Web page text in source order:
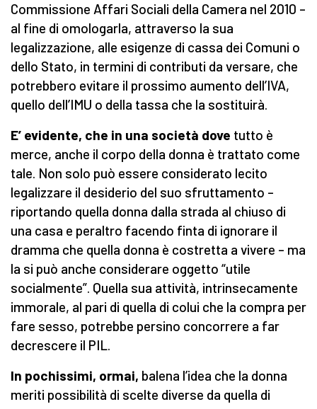
Commissione Affari Sociali della Camera nel 2010 –
al fine di omologarla, attraverso la sua
legalizzazione, alle esigenze di cassa dei Comuni o
dello Stato, in termini di contributi da versare, che
potrebbero evitare il prossimo aumento dell’IVA,
quello dell’IMU o della tassa che la sostituirà.
E’ evidente, che in una società dove tutto è
merce, anche il corpo della donna è trattato come
tale. Non solo può essere considerato lecito
legalizzare il desiderio del suo sfruttamento –
riportando quella donna dalla strada al chiuso di
una casa e peraltro facendo finta di ignorare il
dramma che quella donna è costretta a vivere – ma
la si può anche considerare oggetto “utile
socialmente”. Quella sua attività, intrinsecamente
immorale, al pari di quella di colui che la compra per
fare sesso, potrebbe persino concorrere a far
decrescere il PIL.
In pochissimi, ormai, balena l’idea che la donna
meriti possibilità di scelte diverse da quella di